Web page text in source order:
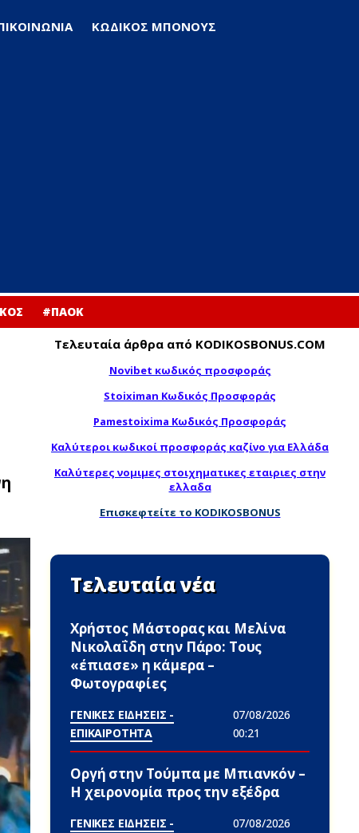
ΚΩΔΙΚΟΣ ΜΠΟΝΟΥΣ
#ΠΑΟΚ
Τελευταία άρθρα από KODIKOSBONUS.COM
Novibet κωδικός προσφοράς
Stoiximan Κωδικός Προσφοράς
Pamestoixima Κωδικός Προσφοράς
Καλύτεροι κωδικοί προσφοράς καζίνο για Ελλάδα
Καλύτερες νομιμες στοιχηματικες εταιριες στην
ελλαδα
Επισκεφτείτε το KODIKOSBONUS
Τελευταία νέα
Χρήστος Μάστορας και Μελίνα
Νικολαΐδη στην Πάρο: Τους
«έπιασε» η κάμερα –
Φωτογραφίες
ΓΕΝΙΚΕΣ ΕΙΔΗΣΕΙΣ -
ΕΠΙΚΑΙΡΟΤΗΤΑ
07/08/2026
00:21
Οργή στην Τούμπα με Μπιανκόν –
Η χειρονομία προς την εξέδρα
ΓΕΝΙΚΕΣ ΕΙΔΗΣΕΙΣ -
07/08/2026